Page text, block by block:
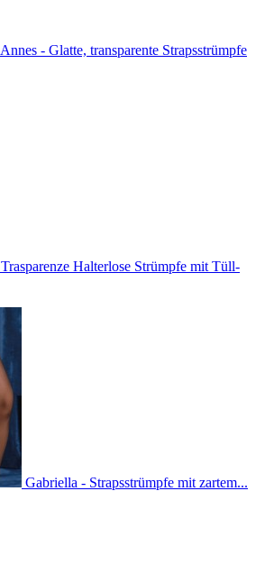
Annes - Glatte, transparente Strapsstrümpfe
Trasparenze Halterlose Strümpfe mit Tüll-
Gabriella - Strapsstrümpfe mit zartem...